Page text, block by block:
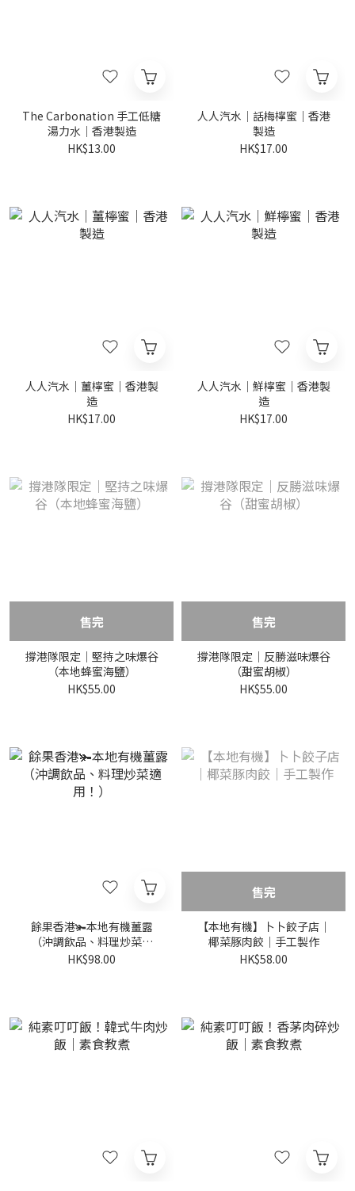
The Carbonation 手工低糖
湯⼒⽔｜香港製造
HK$13.00
人人汽水｜話梅檸蜜｜香港
製造
HK$17.00
人人汽水｜薑檸蜜｜香港製
造
HK$17.00
人人汽水｜鮮檸蜜｜香港製
造
HK$17.00
售完
撐港隊限定｜堅持之味爆谷
（本地蜂蜜海鹽）
HK$55.00
售完
撐港隊限定｜反勝滋味爆谷
（甜蜜胡椒）
HK$55.00
餘果香港🫚本地有機薑露
（沖調飲品、料理炒菜適
用！）
HK$98.00
售完
【本地有機】卜卜餃子店｜
椰菜豚肉餃｜手工製作
HK$58.00